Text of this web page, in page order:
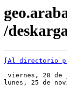
/
[Al directorio
viernes, 28
lunes, 25 de